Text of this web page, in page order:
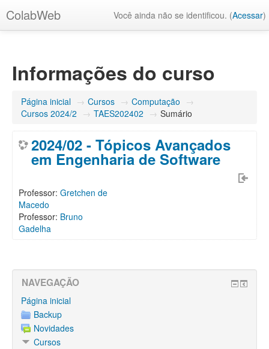
ColabWeb Você ainda não se identificou. (Acessar)
Informações do curso
Página inicial → Cursos → Computação →
Cursos 2024/2 → TAES202402 → Sumário
2024/02 - Tópicos Avançados
em Engenharia de Software
Professor: Gretchen de
Macedo
Professor: Bruno
Gadelha
NAVEGAÇÃO
Página inicial
Backup
Novidades
Cursos